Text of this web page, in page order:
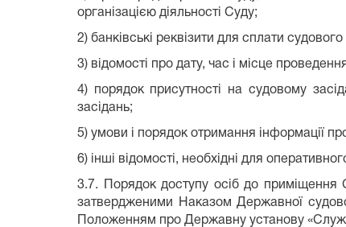
організацією діяльності Суду;
2) банківські реквізити для сплати судового
3) відомості про дату, час і місце
4) порядок присутності на судовому
засідань;
5) умови і порядок отримання інформації
6) інші відомості, необхідні для
3.7. Порядок доступу осіб до приміщення
затвердженими Наказом Державної
Положенням про Державну установу